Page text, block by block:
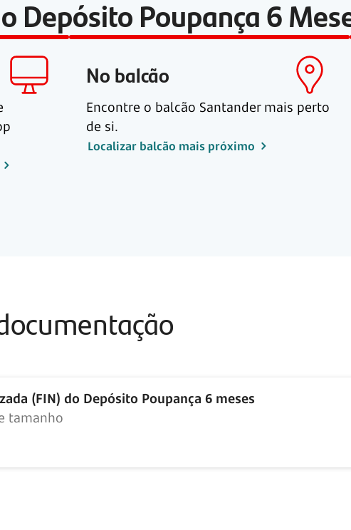
Depósito Poupança6
No balcão
Encontre o balcão Santander mais perto
de si.
Localizar balcão mais próximo
(FIN) do Depósito Poupança 6 meses
tamanho